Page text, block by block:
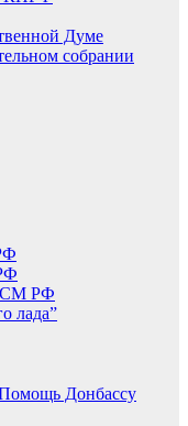
Думе
собрании
РФ
лада”
Донбассу